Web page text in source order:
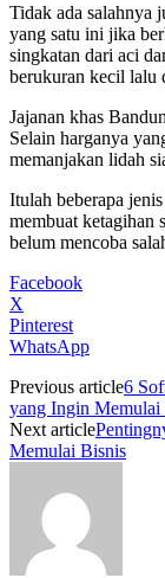
Tidak ada salahnya
yang satu ini jika
singkatan dari aci
berukuran kecil lalu
Jajanan khas
Selain harganya
memanjakan lidah
Itulah beberapa
membuat ketagihan
belum mencoba
Facebook
X
Pinterest
WhatsApp
Previous article6
yang Ingin Memulai
Next article
Memulai Bisnis